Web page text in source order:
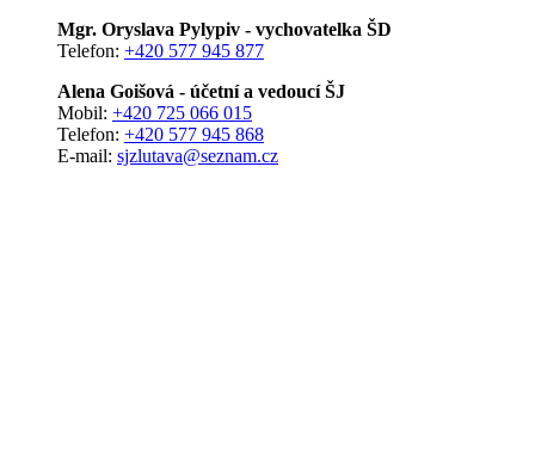
Mgr. Oryslava Pylypiv - vychovatelka ŠD
Telefon: +420 577 945 877
Alena Goišová - účetní a vedoucí ŠJ
Mobil: +420 725 066 015
Telefon: +420 577 945 868
E-mail: sjzlutava@seznam.cz